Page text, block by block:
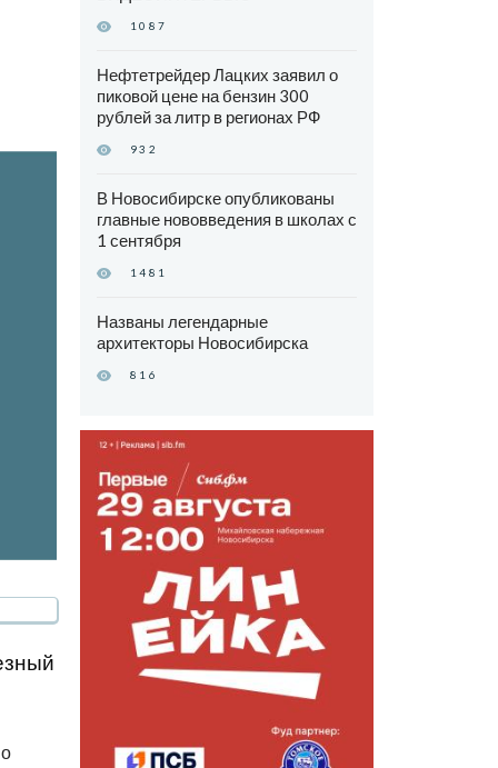
1087
Нефтетрейдер Лацких заявил о
пиковой цене на бензин 300
рублей за литр в регионах РФ
932
В Новосибирске опубликованы
главные нововведения в школах с
1 сентября
1481
Названы легендарные
архитекторы Новосибирска
816